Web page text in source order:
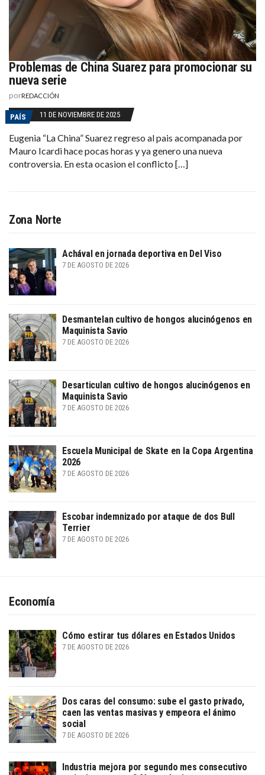
Problemas de China Suarez para promocionar su
nueva serie
porREDACCIÓN
PAÍS 11 DE NOVIEMBRE DE 2025
Eugenia “La China” Suarez regreso al pais acompanada por
Mauro Icardi hace pocas horas y ya genero una nueva
controversia. En esta ocasion el conflicto […]
Zona Norte
Achával en jornada deportiva en Del Viso
7 DE AGOSTO DE 2026
Desmantelan cultivo de hongos alucinógenos en
Maquinista Savio
7 DE AGOSTO DE 2026
Desarticulan cultivo de hongos alucinógenos en
Maquinista Savio
7 DE AGOSTO DE 2026
Escuela Municipal de Skate en la Copa Argentina
2026
7 DE AGOSTO DE 2026
Escobar indemnizado por ataque de dos Bull
Terrier
7 DE AGOSTO DE 2026
Economía
Cómo estirar tus dólares en Estados Unidos
7 DE AGOSTO DE 2026
Dos caras del consumo: sube el gasto privado,
caen las ventas masivas y empeora el ánimo
social
7 DE AGOSTO DE 2026
Industria mejora por segundo mes consecutivo